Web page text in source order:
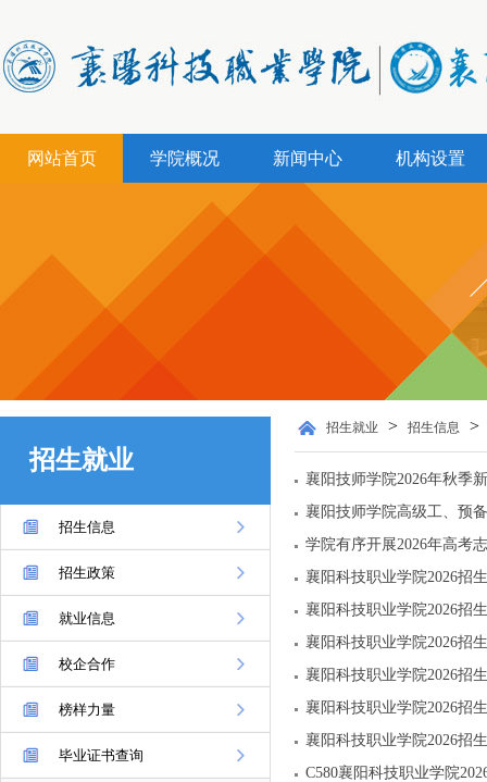
网站首页 学院概况 新闻中心 机构设置
招生就业
招生信息
招生政策
就业信息
校企合作
榜样力量
毕业证书查询
招生就业 > 招生信息 >
襄阳技师学院2026年秋季
襄阳技师学院高级工、预
学院有序开展2026年高考
襄阳科技职业学院2026招
襄阳科技职业学院2026招
襄阳科技职业学院2026招
襄阳科技职业学院2026招
襄阳科技职业学院2026招
襄阳科技职业学院2026招
C580襄阳科技职业学院